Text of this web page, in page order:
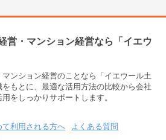
営・マンション経営なら「イエウ
ンション経営のことなら「イエウール土
もとに、最適な活用方法の比較から会社
をしっかりサポートします。
利用される方へ
よくある質問